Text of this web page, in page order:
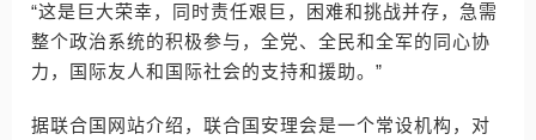
“这是巨大荣幸，同时责任艰巨，困难和挑战并存，急需
整个政治系统的积极参与，全党、全民和全军的同心协
力，国际友人和国际社会的支持和援助。”
据联合国网站介绍，联合国安理会是一个常设机构，对